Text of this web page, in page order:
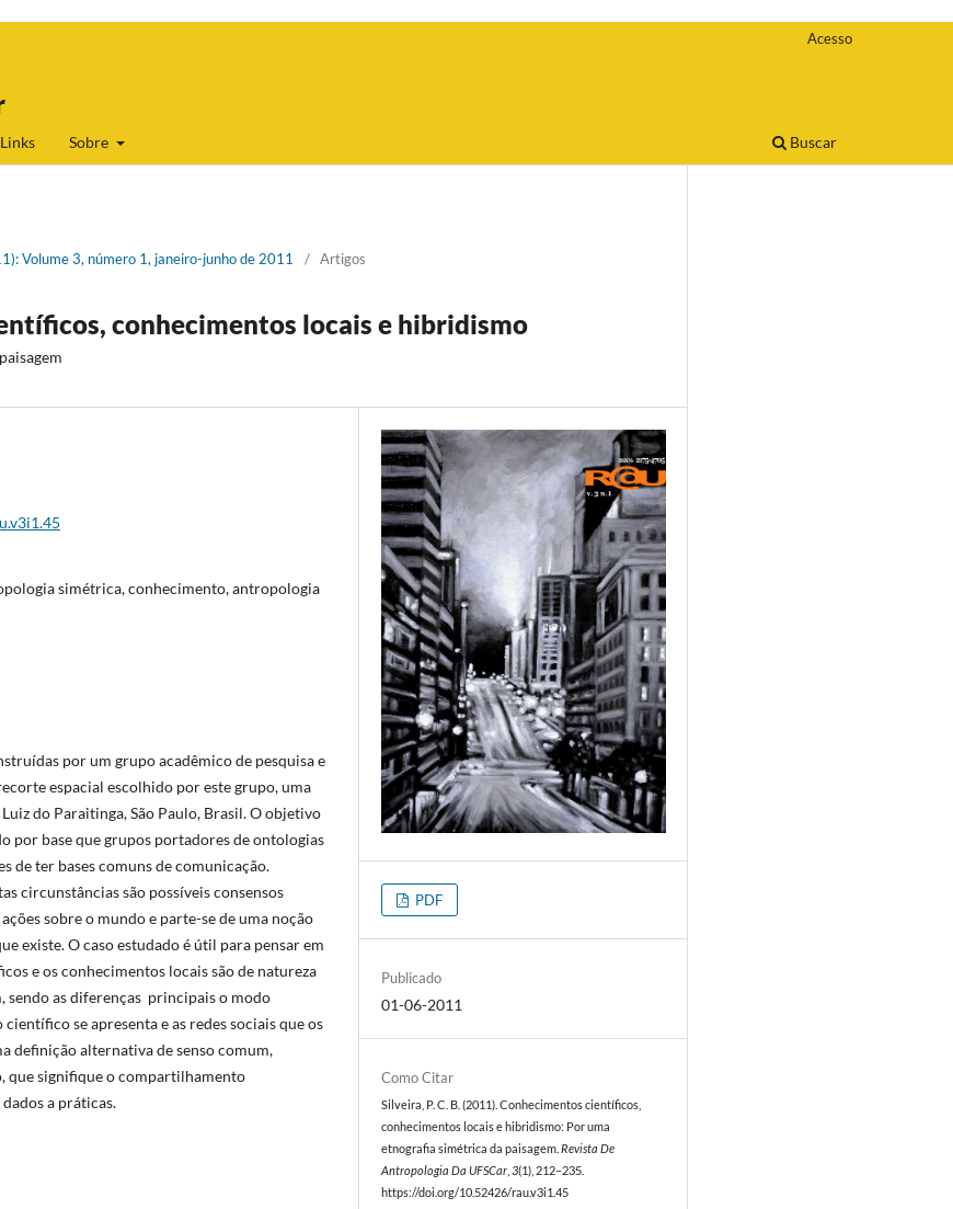
Links Sobre Buscar
Acesso
Volume 3, número 1, janeiro-junho de 2011 / Artigos
conhecimentos locais e hibridismo
simétrica, conhecimento, antropologia
por um grupo acadêmico de pesquisa e
espacial escolhido por este grupo, uma
do Paraitinga, São Paulo, Brasil. O objetivo
por base que grupos portadores de ontologias
de ter bases comuns de comunicação.
circunstâncias são possíveis consensos
sobre o mundo e parte-se de uma noção
existe. O caso estudado é útil para pensar em
e os conhecimentos locais são de natureza
sendo as diferenças principais o modo
se apresenta e as redes sociais que os
definição alternativa de senso comum,
que signifique o compartilhamento
a práticas.
PDF
Publicado
01-06-2011
Como Citar
Silveira, P. C. B. (2011). Conhecimentos científicos,
conhecimentos locais e hibridismo: Por uma
etnografia simétrica da paisagem.Revista De
Antropologia Da UFSCar ,3(1), 212–235.
https://doi.org/10.52426/rau.v3i1.45